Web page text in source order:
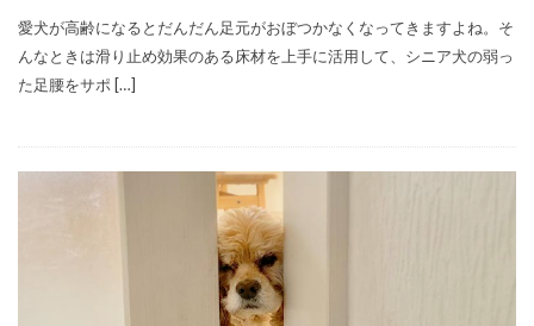
愛犬が高齢になるとだんだん足元がおぼつかなくなってきますよね。そ
んなときは滑り止め効果のある床材を上手に活用して、シニア犬の弱っ
た足腰をサポ […]